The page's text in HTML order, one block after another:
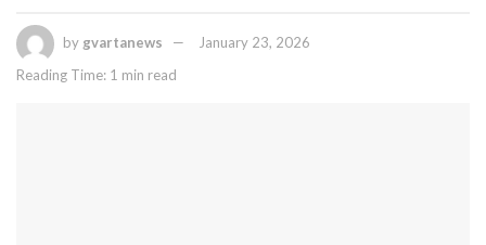
by gvartanews
January 23, 2026
Reading Time: 1 min read